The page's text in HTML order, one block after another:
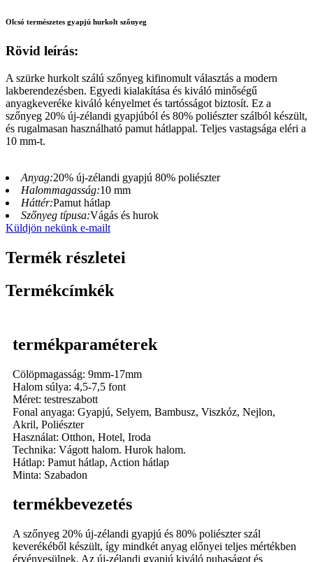
Olcsó természetes gyapjú hurkolt szőnyeg
Rövid leírás:
A szürke hurkolt szálú szőnyeg kifinomult választás a modern
lakberendezésben. Egyedi kialakítása és kiváló minőségű
anyagkeveréke kiváló kényelmet és tartósságot biztosít. Ez a
szőnyeg 20% ​​új-zélandi gyapjúból és 80% poliészter szálból készült,
és rugalmasan használható pamut hátlappal. Teljes vastagsága eléri a
10 mm-t.
Anyag:20% új-zélandi gyapjú 80% poliészter
Halommagasság:10 mm
Háttér:Pamut hátlap
Szőnyeg típusa:Vágás és hurok
Küldjön nekünk e-mailt
Termék részletei
Termékcímkék
termékparaméterek
Cölöpmagasság: 9mm-17mm
Halom súlya: 4,5-7,5 font
Méret: testreszabott
Fonal anyaga: Gyapjú, Selyem, Bambusz, Viszkóz, Nejlon,
Akril, Poliészter
Használat: Otthon, Hotel, Iroda
Technika: Vágott halom. Hurok halom.
Hátlap: Pamut hátlap, Action hátlap
Minta: Szabadon
termékbevezetés
A szőnyeg 20% ​​új-zélandi gyapjú és 80% poliészter szál
keverékéből készült, így mindkét anyag előnyei teljes mértékben
érvényesülnek. Az új-zélandi gyapjú kiváló puhaságot és